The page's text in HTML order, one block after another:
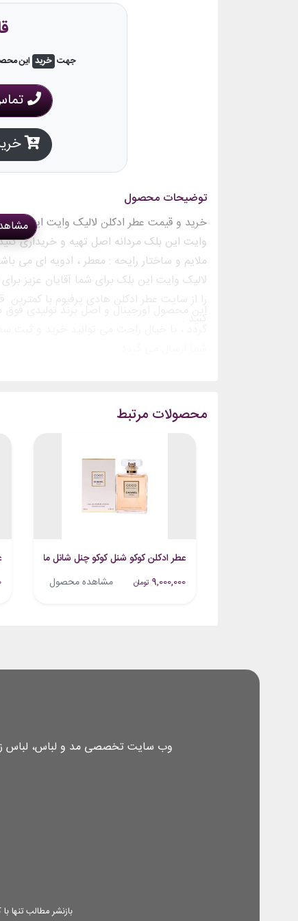
جهت خرید این
توضیحات محصول
خرید و قیمت عطر ادکلن لالیک وایت این بلک
وایت این بلک مردانه اصل تهیه و خریداری
ملایم و ساختار رایحه : معطر ، ادویه ای می
لالیک وایت این بلک برای شما آقایان عزیز
را از سایت عطر ادکلن هادی پرفیوم با
محصولات مرتبط
عطر ادکلن کوکو شنل کوکو چنل شانل مادمازل
9,000,000 تومان مشاهده محصول
وب سایت تخصصی مد و لباس، لباس
بازنشر مطالب